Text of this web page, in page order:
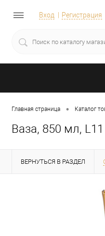
Вход Регистрация
Главная страница • Каталог
Ваза, 850 мл,
ВЕРНУТЬСЯ В РАЗДЕЛ